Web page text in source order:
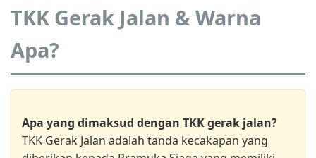
TKK Gerak Jalan & Warna
Apa?
Apa yang dimaksud dengan TKK gerak jalan?
TKK Gerak Jalan adalah tanda kecakapan yang